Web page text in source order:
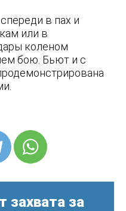
в пах и
или в
коленом
бою. Бьют и с
захвата за